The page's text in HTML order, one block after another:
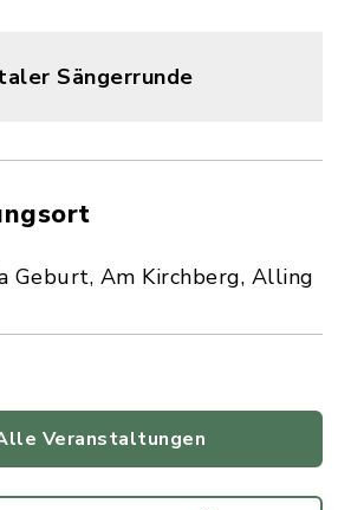
Sängerrunde
Geburt, Am Kirchberg, Alling
Veranstaltungen